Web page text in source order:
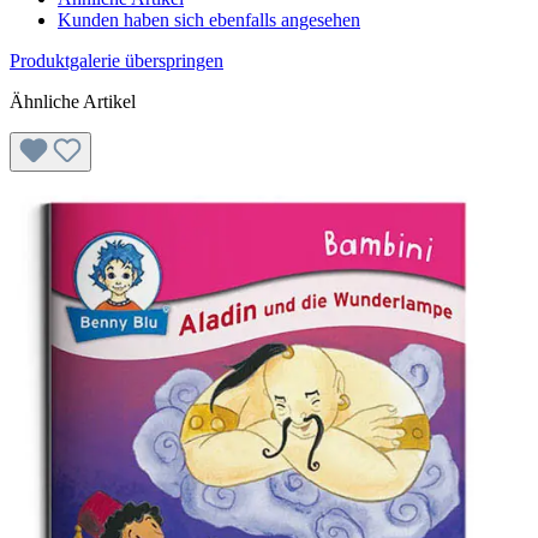
Kunden haben sich ebenfalls angesehen
Produktgalerie überspringen
Ähnliche Artikel